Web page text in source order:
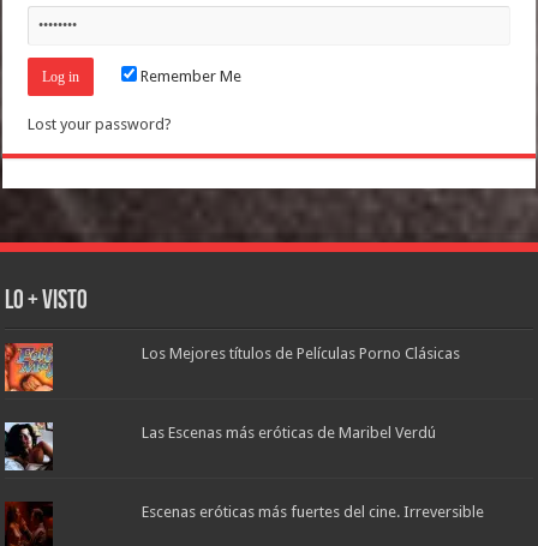
Remember Me
Lost your password?
Lo + Visto
Los Mejores títulos de Películas Porno Clásicas
Las Escenas más eróticas de Maribel Verdú
Escenas eróticas más fuertes del cine. Irreversible